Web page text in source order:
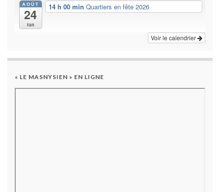
AOÛT
24
lun
14 h 00 min Quartiers en fête 2026
Voir le calendrier
« LE MASNYSIEN » EN LIGNE